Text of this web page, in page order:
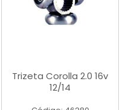
Trizeta Corolla 2.0 16v
12/14